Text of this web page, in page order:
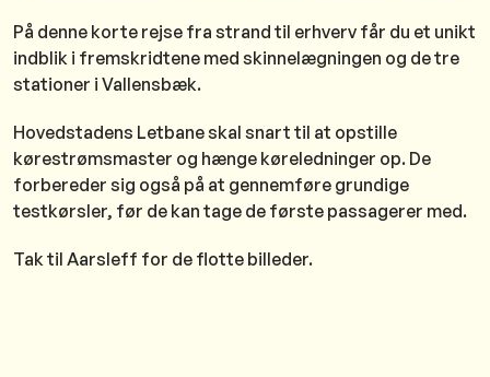
På denne korte rejse fra strand til erhverv får du et unikt
indblik i fremskridtene med skinnelægningen og de tre
stationer i Vallensbæk.
Hovedstadens Letbane skal snart til at opstille
kørestrømsmaster og hænge køreledninger op. De
forbereder sig også på at gennemføre grundige
testkørsler, før de kan tage de første passagerer med.
Tak til Aarsleff for de flotte billeder.